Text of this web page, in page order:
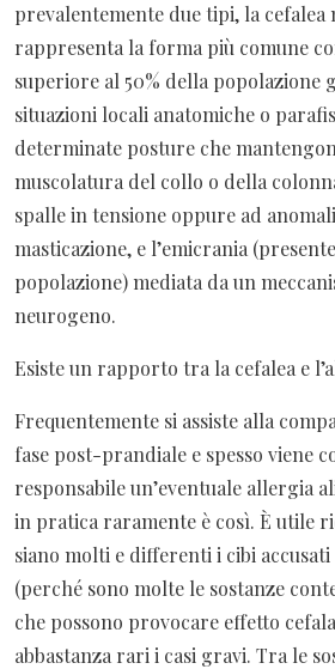
prevalentemente due tipi, la cefalea
rappresenta la forma più comune
superiore al 50% della popolazione
situazioni locali anatomiche o
determinate posture che
muscolatura del collo o della
spalle in tensione oppure ad
masticazione, e l’emicrania
popolazione) mediata da un
neurogeno.
Esiste un rapporto tra la cefalea e
Frequentemente si assiste alla
fase post-prandiale e spesso viene
responsabile un’eventuale allergia
in pratica raramente è così. È utile
siano molti e differenti i cibi
(perché sono molte le sostanze
che possono provocare effetto
abbastanza rari i casi gravi. Tra le